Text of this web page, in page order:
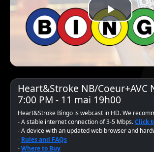
Play
Video
Heart&Stroke NB/Coeur+AVC
7:00 PM - 11 mai 19h00
Heart&Stroke Bingo is webcast in HD. We
- A stable internet connection of 3-5 Mbps.Click
- A device with an updated web browser and
- Rules and FAQs
-Where to Buy